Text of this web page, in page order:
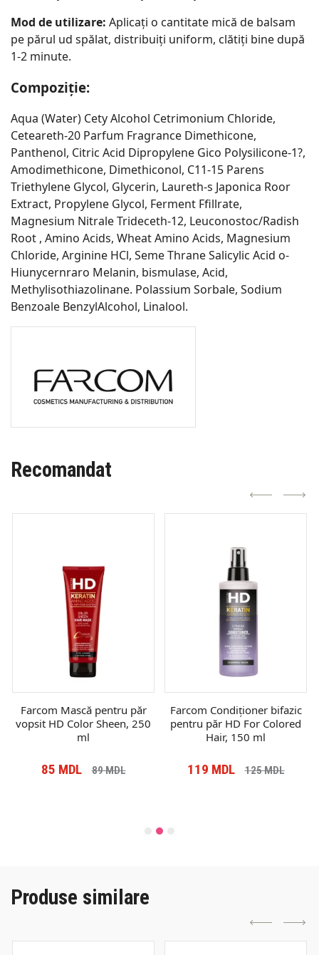
Mod de utilizare: Aplicați o cantitate mică de balsam
pe părul ud spălat, distribuiți uniform, clătiți bine după
1-2 minute.
Compoziție:
Aqua (Water) Cety Alcohol Cetrimonium Chloride,
Ceteareth-20 Parfum Fragrance Dimethicone,
Panthenol, Citric Acid Dipropylene Gico Polysilicone-1?,
Amodimethicone, Dimethiconol, C11-15 Parens
Triethylene Glycol, Glycerin, Laureth-s Japonica Roor
Extract, Propylene Glycol, Ferment Ffillrate,
Magnesium Nitrale Trideceth-12, Leuconostoc/Radish
Root , Amino Acids, Wheat Amino Acids, Magnesium
Chloride, Arginine HCl, Seme Thrane Salicylic Acid o-
Hiunycernraro Melanin, bismulase, Acid,
Methylisothiazolinane. Polassium Sorbale, Sodium
Benzoale BenzylAlcohol, Linalool.
Recomandat
Farcom Mască pentru păr
vopsit HD Color Sheen, 250
ml
85 MDL 89MDL
Farcom Condiționer bifazic
pentru păr HD For Colored
Hair, 150 ml
119 MDL 125MDL
Produse similare